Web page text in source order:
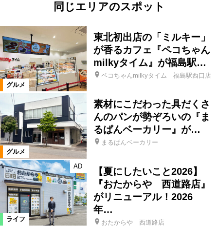
同じエリアのスポット
グルメ
東北初出店の「ミルキー」
が香るカフェ『ペコちゃん
milkyタイム』が福島駅…
ペコちゃんmilkyタイム 福島駅西口店
グルメ
素材にこだわった具だくさ
んのパンが勢ぞろいの『ま
るぱんベーカリー』が…
まるぱんベーカリー
ライフ
AD
【夏にしたいこと2026】
『おたからや 西道路店』
がリニューアル！2026
年…
おたからや 西道路店